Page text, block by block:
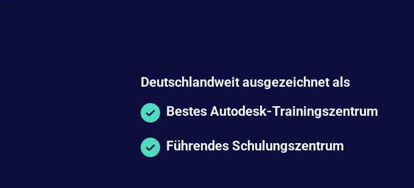
Deutschlandweit ausgezeichnet als
Bestes Autodesk-Trainingszentrum
Führendes Schulungszentrum